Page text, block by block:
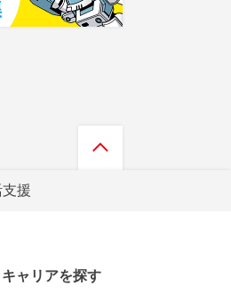
援
ャリアを探す